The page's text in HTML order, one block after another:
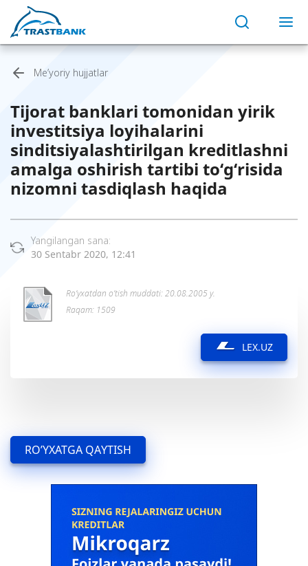
Me’yoriy hujjatlar
Tijorat banklari tomonidan yirik
investitsiya loyihalarini
sinditsiyalashtirilgan kreditlashni
amalga oshirish tartibi to‘g‘risida
nizomni tasdiqlash haqida
Yangilangan sana:
30 Sentabr 2020, 12:41
Ro’yxatdan o’tish muddati: 20.08.2005 y.
Raqam: 1509
LEX.UZ
RO’YXATGA QAYTISH